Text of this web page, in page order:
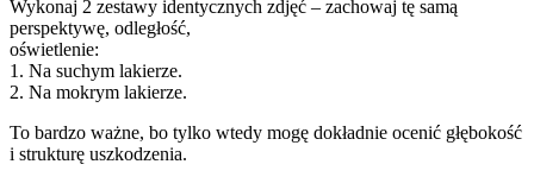
Wykonaj 2 zestawy identycznych zdjęć – zachowaj tę samą
perspektywę, odległość,
oświetlenie:
1. Na suchym lakierze.
2. Na mokrym lakierze.
To bardzo ważne, bo tylko wtedy mogę dokładnie ocenić głębokość
i strukturę uszkodzenia.